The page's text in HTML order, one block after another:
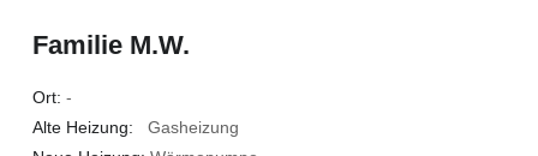
Familie M.W.
Ort: -
Alte Heizung: Gasheizung